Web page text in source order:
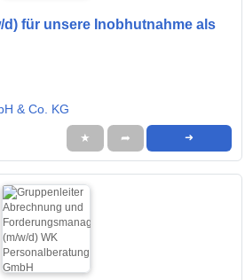
für unsere Inobhutnahme als
& Co. KG
★ ➦ ➜